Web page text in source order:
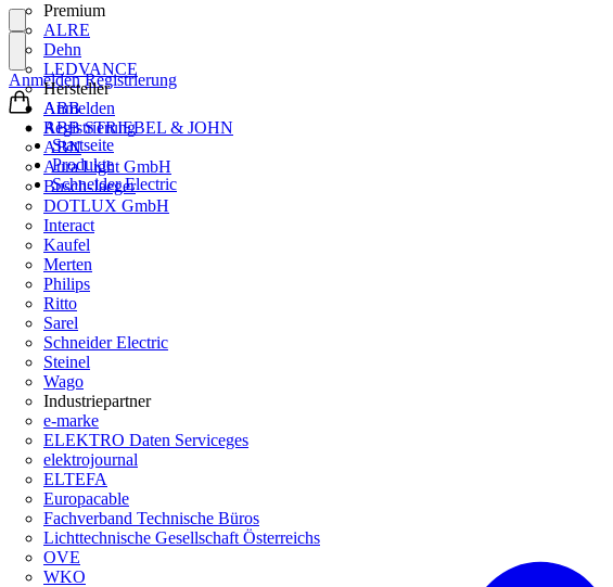
Premium
ALRE
Dehn
LEDVANCE
Hersteller
ABB
ABB STRIEBEL & JOHN
ABN
Aura Light GmbH
Busch-Jaeger
DOTLUX GmbH
Interact
Kaufel
Merten
Philips
Ritto
Sarel
Schneider Electric
Steinel
Wago
Industriepartner
e-marke
ELEKTRO Daten Serviceges
elektrojournal
ELTEFA
Europacable
Fachverband Technische Büros
Lichttechnische Gesellschaft Österreichs
OVE
WKO
Anmelden
Registrierung
Anmelden Registrierung
Startseite
Produkte
Schneider Electric